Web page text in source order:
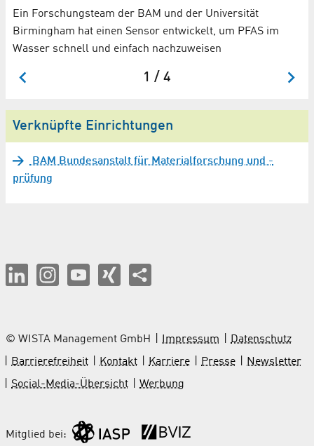
Ein Forschungsteam der BAM und der Universität
Birmingham hat einen Sensor entwickelt, um PFAS im
Wasser schnell und einfach nachzuweisen
1 / 4
Verknüpfte Einrichtungen
BAM Bundesanstalt für Materialforschung und -
prüfung
© WISTA Management GmbH Impressum
Datenschutz
Barrierefreiheit
Kontakt Karriere Presse
Newsletter
Social-Media-Übersicht
Werbung
Mitglied bei: